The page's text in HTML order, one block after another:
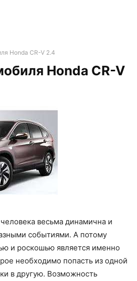
Honda CR-V 2.4
Honda CR-V
весьма динамична и
событиями. А потому
и роскошью является именно
необходимо попасть из одной
в другую. Возможность